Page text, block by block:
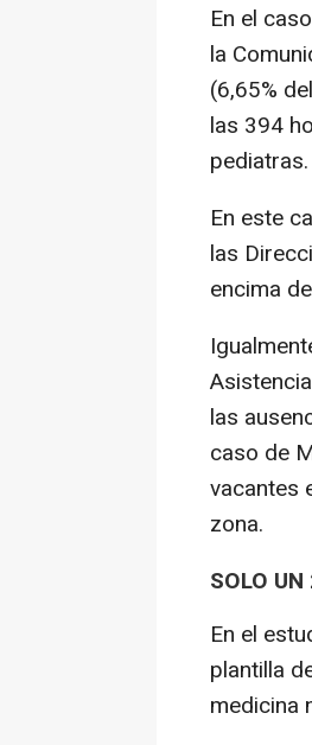
En el
la
(6,65%
las 394
pediatras.
En este
las
encima
las
caso de
vacantes
zona.
SOLO
En el
plantilla
medicina